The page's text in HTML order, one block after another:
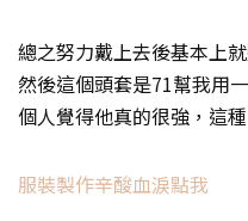
總之努力戴上去後基本上
然後這個頭套是71幫我用
個人覺得他真的很強，這
服裝製作辛酸血淚點我